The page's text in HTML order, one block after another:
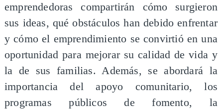
emprendedoras compartirán cómo surgieron
sus ideas, qué obstáculos han debido enfrentar
y cómo el emprendimiento se convirtió en una
oportunidad para mejorar su calidad de vida y
la de sus familias. Además, se abordará la
importancia del apoyo comunitario, los
programas públicos de fomento, la